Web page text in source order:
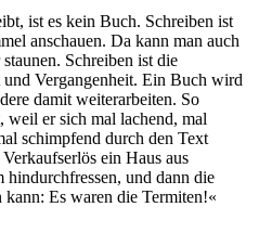
ist es kein Buch. Schreiben ist
anschauen. Da kann man auch
Schreiben ist die
Vergangenheit. Ein Buch wird
damit weiterarbeiten. So
weil er sich mal lachend, mal
schimpfend durch den Text
ein Haus aus
hindurchfressen, und dann die
kann: Es waren die Termiten!«